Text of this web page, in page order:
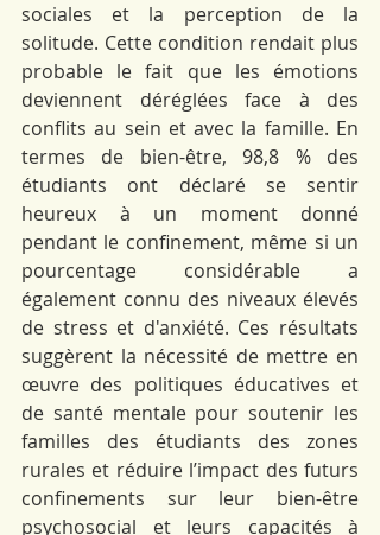
sociales et la perception de la
solitude. Cette condition rendait plus
probable le fait que les émotions
deviennent déréglées face à des
conflits au sein et avec la famille. En
termes de bien-être, 98,8 % des
étudiants ont déclaré se sentir
heureux à un moment donné
pendant le confinement, même si un
pourcentage considérable a
également connu des niveaux élevés
de stress et d'anxiété. Ces résultats
suggèrent la nécessité de mettre en
œuvre des politiques éducatives et
de santé mentale pour soutenir les
familles des étudiants des zones
rurales et réduire l’impact des futurs
confinements sur leur bien-être
psychosocial et leurs capacités à